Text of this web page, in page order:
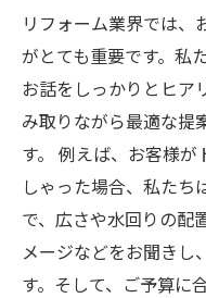
忙しい方にも安
ション
リフォーム業界では、
がとても重要です。私
お話をしっかりとヒア
み取りながら最適な提
す。 例えば、お客様
しゃった場合、私たち
で、広さや水回りの配
メージなどをお聞きし
す。そして、ご予算に